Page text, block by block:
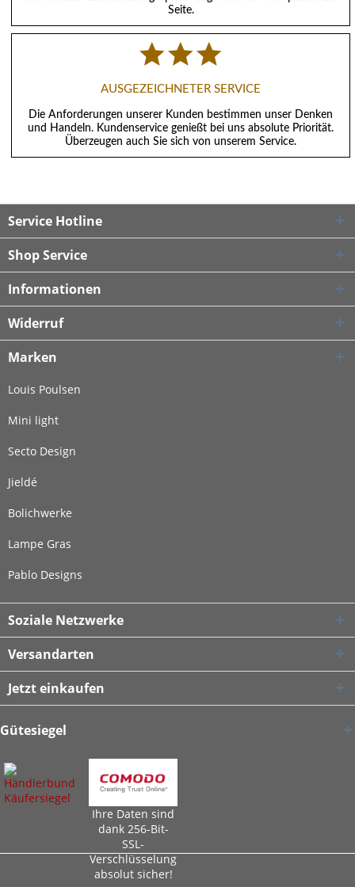
Seite.
AUSGEZEICHNETER SERVICE
Die Anforderungen unserer Kunden bestimmen unser Denken
und Handeln. Kundenservice genießt bei uns absolute Priorität.
Überzeugen auch Sie sich von unserem Service.
Service Hotline
Shop Service
Informationen
Widerruf
Marken
Louis Poulsen
Mini light
Secto Design
Jieldé
Bolichwerke
Lampe Gras
Pablo Designs
Soziale Netzwerke
Versandarten
Jetzt einkaufen
Gütesiegel
Ihre Daten sind
dank 256-Bit-
SSL-
Verschlüsselung
absolut sicher!